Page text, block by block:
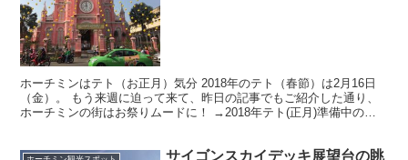
ホーチミンはテト（お正月）気分 2018年のテト（春節）は2月16日
（金）。 もう来週に迫って来て、昨日の記事でもご紹介した通り、
ホーチミンの街はお祭りムードに！ →2018年テト(正月)準備中のホ
サイゴンスカイデッキ展望台の眺